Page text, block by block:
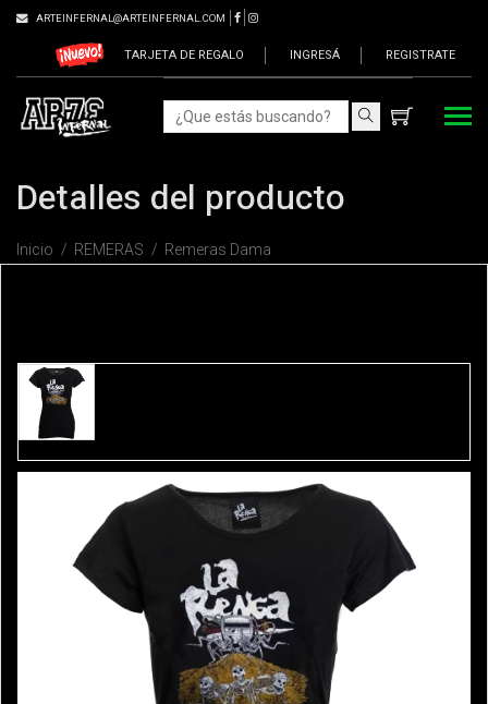
ARTEINFERNAL@ARTEINFERNAL.COM
TARJETA DE REGALO INGRESÁ REGISTRATE
Detalles del producto
Inicio REMERAS Remeras Dama